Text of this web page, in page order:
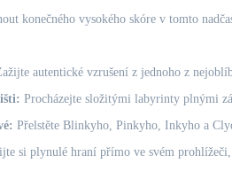
konečného vysokého skóre v tomto
autentické vzrušení z jednoho z
Procházejte složitými labyrinty plnými
Přelstěte Blinkyho, Pinkyho, Inkyho a
si plynulé hraní přímo ve svém